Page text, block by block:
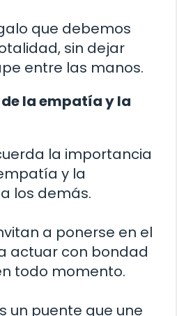
que debemos
sin dejar
entre las manos.
la empatía y la
la importancia
y la
los demás.
a ponerse en el
actuar con bondad
todo momento.
un puente que une